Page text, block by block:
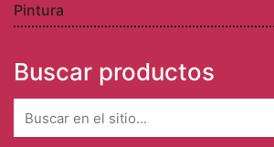
Pintura
Buscar productos
for: